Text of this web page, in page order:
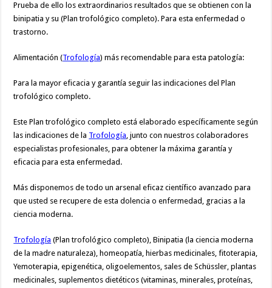
Prueba de ello los extraordinarios resultados que se obtienen con la
binipatia y su (Plan trofológico completo). Para esta enfermedad o
trastorno.
Alimentación (Trofología) más recomendable para esta patología:
Para la mayor eficacia y garantía seguir las indicaciones del Plan
trofológico completo.
Este Plan trofológico completo está elaborado específicamente según
las indicaciones de la Trofología, junto con nuestros colaboradores
especialistas profesionales, para obtener la máxima garantía y
eficacia para esta enfermedad.
Más disponemos de todo un arsenal eficaz científico avanzado para
que usted se recupere de esta dolencia o enfermedad, gracias a la
ciencia moderna.
Trofología (Plan trofológico completo), Binipatia (la ciencia moderna
de la madre naturaleza), homeopatía, hierbas medicinales, fitoterapia,
Yemoterapia, epigenética, oligoelementos, sales de Schüssler, plantas
medicinales, suplementos dietéticos (vitaminas, minerales, proteínas,